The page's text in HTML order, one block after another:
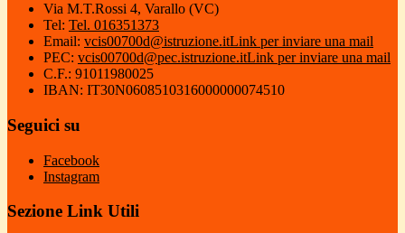
Via M.T.Rossi 4, Varallo (VC)
Tel: Tel. 016351373
Email: vcis00700d@istruzione.itLink per inviare una mail
PEC: vcis00700d@pec.istruzione.itLink per inviare una mail
C.F.: 91011980025
IBAN: IT30N0608510316000000074510
Seguici su
Facebook
Instagram
Sezione Link Utili